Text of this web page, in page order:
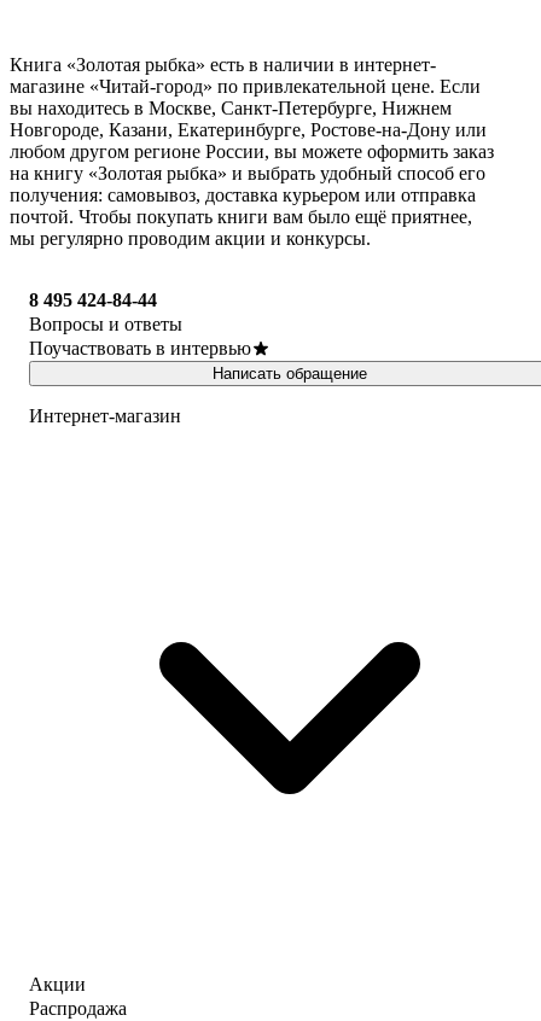
Книга «Золотая рыбка» есть в наличии в интернет-
магазине «Читай-город» по привлекательной цене. Если
вы находитесь в Москве, Санкт-Петербурге, Нижнем
Новгороде, Казани, Екатеринбурге, Ростове-на-Дону или
любом другом регионе России, вы можете оформить заказ
на книгу «Золотая рыбка» и выбрать удобный способ его
получения: самовывоз, доставка курьером или отправка
почтой. Чтобы покупать книги вам было ещё приятнее,
мы регулярно проводим акции и конкурсы.
8 495 424-84-44
Вопросы и ответы
Поучаствовать в интервью
Написать обращение
Интернет-магазин
Акции
Распродажа